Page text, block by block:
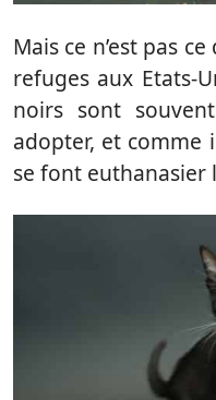
Mais ce n’est pas
refuges aux Etats-
noirs sont
adopter, et comme
se font euthanasier